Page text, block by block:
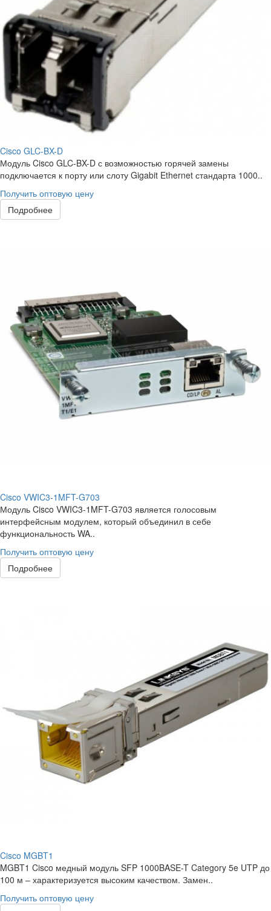
Cisco GLC-BX-D
Модуль Cisco GLC-BX-D с возможностью горячей замены
подключается к порту или слоту Gigabit Ethernet стандарта 1000..
Получить оптовую цену
Подробнее
Cisco VWIC3-1MFT-G703
Модуль Cisco VWIC3-1MFT-G703 является голосовым
интерфейсным модулем, который объединил в себе
функциональность WA..
Получить оптовую цену
Подробнее
Cisco MGBT1
MGBT1 Cisco медный модуль SFP 1000BASE-T Category 5e UTP до
100 м – характеризуется высоким качеством. Замен..
Получить оптовую цену